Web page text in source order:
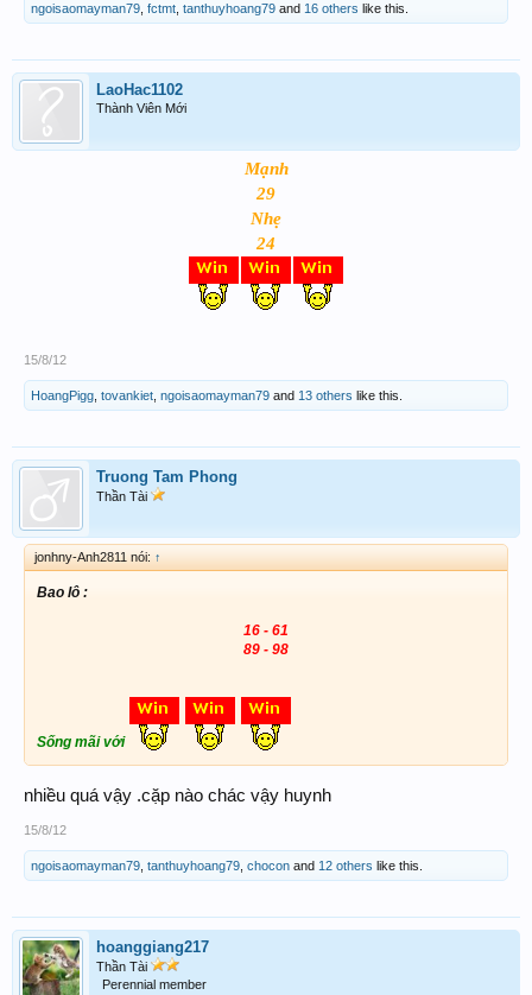
ngoisaomayman79 fctmt tanthuyhoang79 and 16 others like this.
LaoHac1102
Thành Viên Mới
Mạnh
29
Nhẹ
24
15/8/12
HoangPigg tovankiet ngoisaomayman79 and 13 others like this.
Truong Tam Phong
Thần Tài
jonhny-Anh2811 nói: ↑
Bao lô :
16 - 61
89 - 98
Sống mãi với
nhiều quá vậy .cặp nào chác vậy huynh
15/8/12
ngoisaomayman79 tanthuyhoang79 chocon and 12 others like this.
hoanggiang217
Thần Tài
Perennial member